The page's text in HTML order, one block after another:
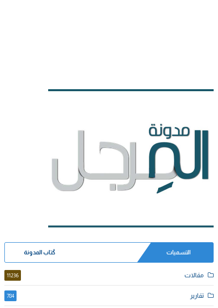
التسميات كُتاب المدونة
مقالات 11236
تقارير 784